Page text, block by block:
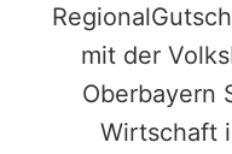
mit der
Oberbayern
Wirtschaft